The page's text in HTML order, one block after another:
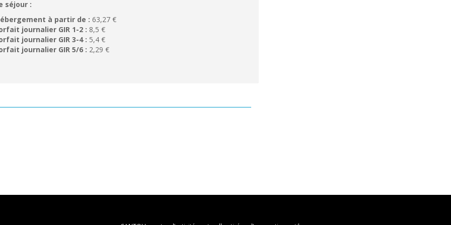
séjour :
à partir de : 63,27 €
journalier GIR 1-2 : 8,5 €
journalier GIR 3-4 : 5,4 €
journalier GIR 5/6 : 2,29 €